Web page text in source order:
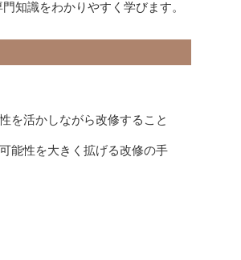
知識をわかりやすく学びます。
を活かしながら改修すること
能性を大きく拡げる改修の手